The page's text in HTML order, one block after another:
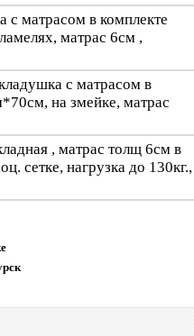
матрасом в комплекте
матрас 6см ,
с матрасом в
на змейке, матрас
, матрас толщ 6см в
сетке, нагрузка до 130кг.,